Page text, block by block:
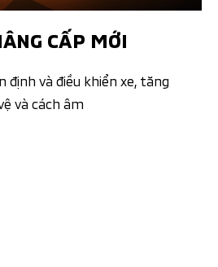
CẤP MỚI​
định và điều khiển xe, tăng
và cách âm​